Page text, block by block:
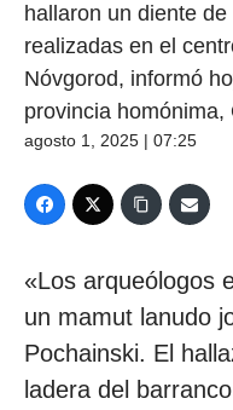
hallaron un diente
realizadas en el
Nóvgorod, informó
provincia homónima,
agosto 1, 2025 | 07:25
«Los arqueólogos
un mamut lanudo
Pochainski. El
ladera del